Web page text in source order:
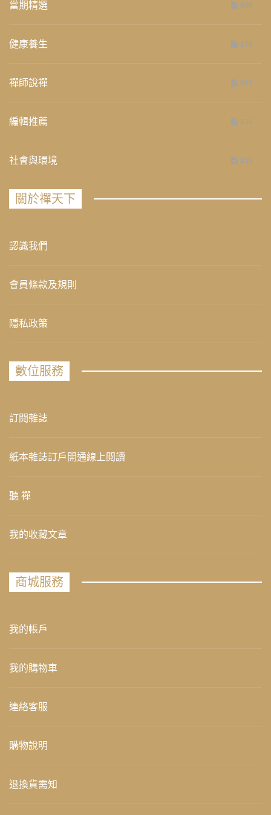
當期精選 658
健康養生 276
禪師說禪 267
編輯推薦 236
社會與環境 235
關於禪天下
認識我們
會員條款及規則
隱私政策
數位服務
訂閱雜誌
紙本雜誌訂戶開通線上閱讀
聽 禪
我的收藏文章
商城服務
我的帳戶
我的購物車
連絡客服
購物說明
退換貨需知